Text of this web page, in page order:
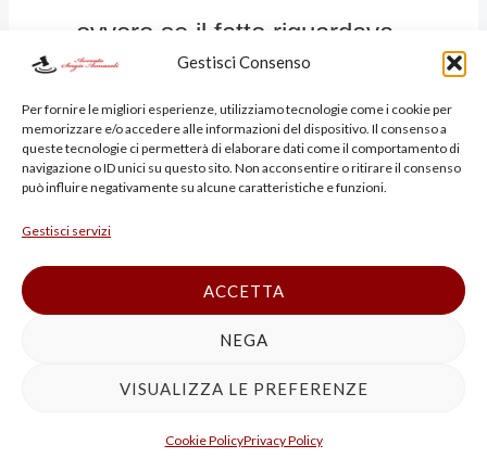
Gestisci Consenso
Per fornire le migliori esperienze, utilizziamo tecnologie come i cookie per
memorizzare e/o accedere alle informazioni del dispositivo. Il consenso a
queste tecnologie ci permetterà di elaborare dati come il comportamento di
navigazione o ID unici su questo sito. Non acconsentire o ritirare il consenso
può influire negativamente su alcune caratteristiche e funzioni.
Gestisci servizi
ACCETTA
NEGA
VISUALIZZA LE PREFERENZE
Cookie PolicyPrivacy Policy
ovvero se il fatto riguardava
persone, e nei casi in cui il fatto
era commesso mediante l’utilizzo
di servizi di trasporto
internazionale o di documenti
contraffatti.
In queste ipotesi la pena era della
reclusione da quattro a dodici anni,